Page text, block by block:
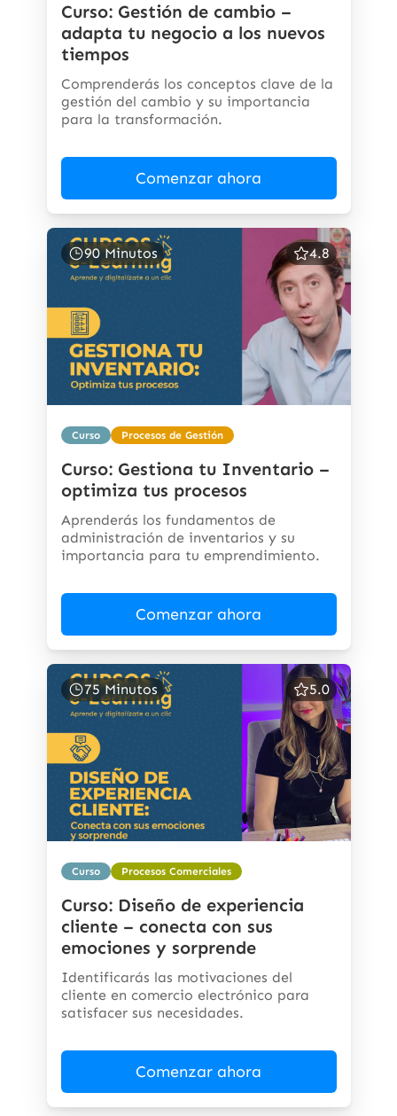
Curso: Gestión de cambio –
adapta tu negocio a los nuevos
tiempos
Comprenderás los conceptos clave de la
gestión del cambio y su importancia
para la transformación.
Comenzar ahora
90 Minutos 4.8
Curso Procesos de Gestión
Curso: Gestiona tu Inventario –
optimiza tus procesos
Aprenderás los fundamentos de
administración de inventarios y su
importancia para tu emprendimiento.
Comenzar ahora
75 Minutos 5.0
Curso Procesos Comerciales
Curso: Diseño de experiencia
cliente – conecta con sus
emociones y sorprende
Identificarás las motivaciones del
cliente en comercio electrónico para
satisfacer sus necesidades.
Comenzar ahora